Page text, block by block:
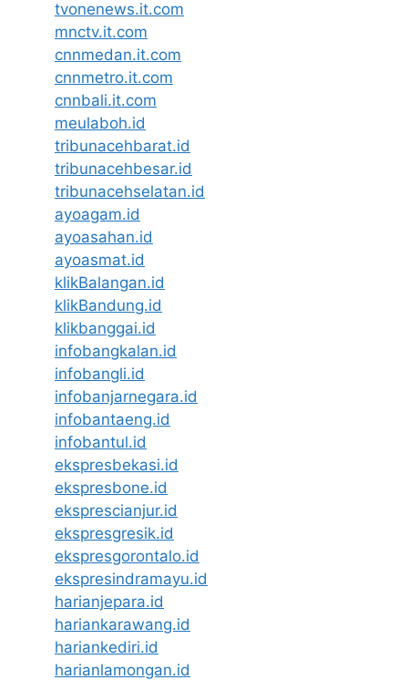
tvonenews.it.com
mnctv.it.com
cnnmedan.it.com
cnnmetro.it.com
cnnbali.it.com
meulaboh.id
tribunacehbarat.id
tribunacehbesar.id
tribunacehselatan.id
ayoagam.id
ayoasahan.id
ayoasmat.id
klikBalangan.id
klikBandung.id
klikbanggai.id
infobangkalan.id
infobangli.id
infobanjarnegara.id
infobantaeng.id
infobantul.id
ekspresbekasi.id
ekspresbone.id
eksprescianjur.id
ekspresgresik.id
ekspresgorontalo.id
ekspresindramayu.id
harianjepara.id
hariankarawang.id
hariankediri.id
harianlamongan.id